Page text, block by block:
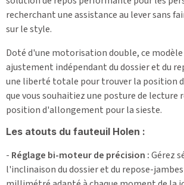
recherchant une assistance au lever sans
sur le style.
Doté d'une motorisation double, ce
ajustement indépendant du dossier et du
une liberté totale pour trouver la position
que vous souhaitiez une posture de lecture
position d'allongement pour la sieste.
Les atouts du fauteuil Holen :
- Réglage bi-moteur de précision :Gérez
l'inclinaison du dossier et du repose-